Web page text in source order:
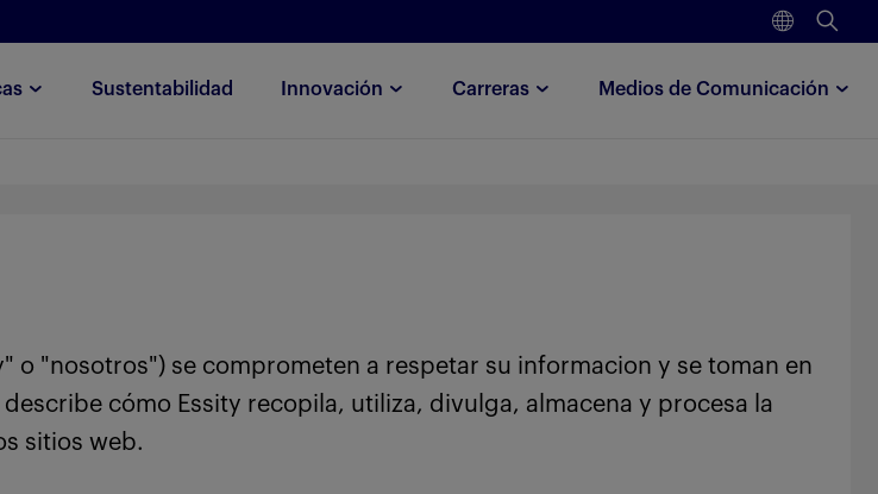
Sustentabilidad Innovación Carreras Medios de Comunicación
o "nosotros") se comprometen a respetar su informacion y se toman en
cómo Essity recopila, utiliza, divulga, almacena y procesa la
sitios web.